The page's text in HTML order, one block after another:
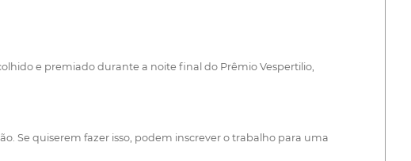
e premiado durante a noite final do Prêmio Vespertilio,
Se quiserem fazer isso, podem inscrever o trabalho para uma